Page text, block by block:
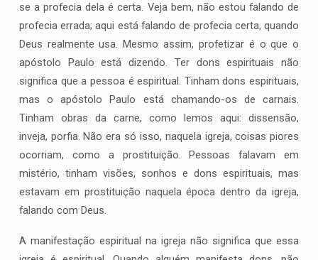
se a profecia dela é certa. Veja bem, não estou falando de
profecia errada; aqui está falando de profecia certa, quando
Deus realmente usa. Mesmo assim, profetizar é o que o
apóstolo Paulo está dizendo. Ter dons espirituais não
significa que a pessoa é espiritual. Tinham dons espirituais,
mas o apóstolo Paulo está chamando-os de carnais.
Tinham obras da carne, como lemos aqui: dissensão,
inveja, porfia. Não era só isso, naquela igreja, coisas piores
ocorriam, como a prostituição. Pessoas falavam em
mistério, tinham visões, sonhos e dons espirituais, mas
estavam em prostituição naquela época dentro da igreja,
falando com Deus.
A manifestação espiritual na igreja não significa que essa